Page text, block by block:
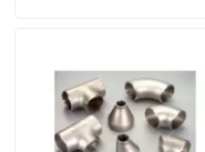
Ongeveer ons